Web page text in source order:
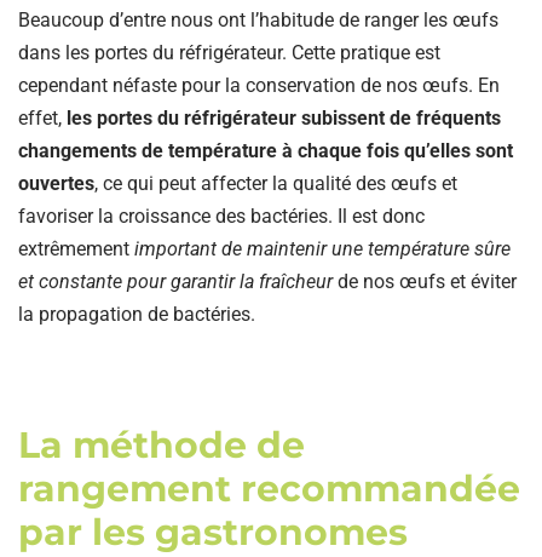
Beaucoup d’entre nous ont l’habitude de ranger les œufs
dans les portes du réfrigérateur. Cette pratique est
cependant néfaste pour la conservation de nos œufs. En
effet, les portes du réfrigérateur subissent de fréquents
changements de température à chaque fois qu’elles sont
ouvertes, ce qui peut affecter la qualité des œufs et
favoriser la croissance des bactéries. Il est donc
extrêmement important de maintenir une température sûre
et constante pour garantir la fraîcheurde nos œufs et éviter
la propagation de bactéries.
La méthode de
rangement recommandée
par les gastronomes